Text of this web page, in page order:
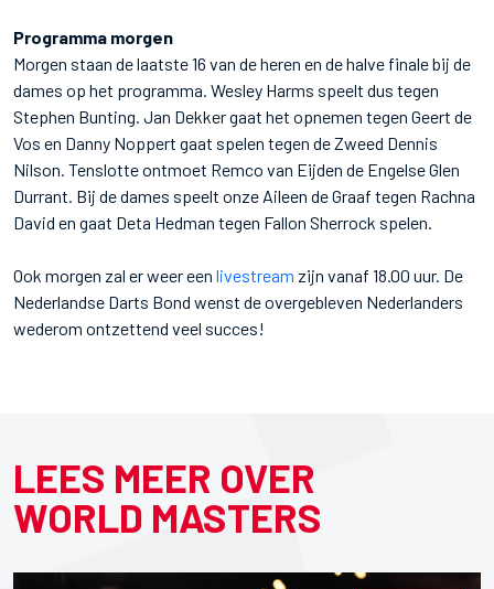
Programma morgen
Morgen staan de laatste 16 van de heren en de halve finale bij de
dames op het programma. Wesley Harms speelt dus tegen
Stephen Bunting. Jan Dekker gaat het opnemen tegen Geert de
Vos en Danny Noppert gaat spelen tegen de Zweed Dennis
Nilson. Tenslotte ontmoet Remco van Eijden de Engelse Glen
Durrant. Bij de dames speelt onze Aileen de Graaf tegen Rachna
David en gaat Deta Hedman tegen Fallon Sherrock spelen.
Ook morgen zal er weer een livestream zijn vanaf 18.00 uur. De
Nederlandse Darts Bond wenst de overgebleven Nederlanders
wederom ontzettend veel succes!
LEES MEER OVER
WORLD MASTERS